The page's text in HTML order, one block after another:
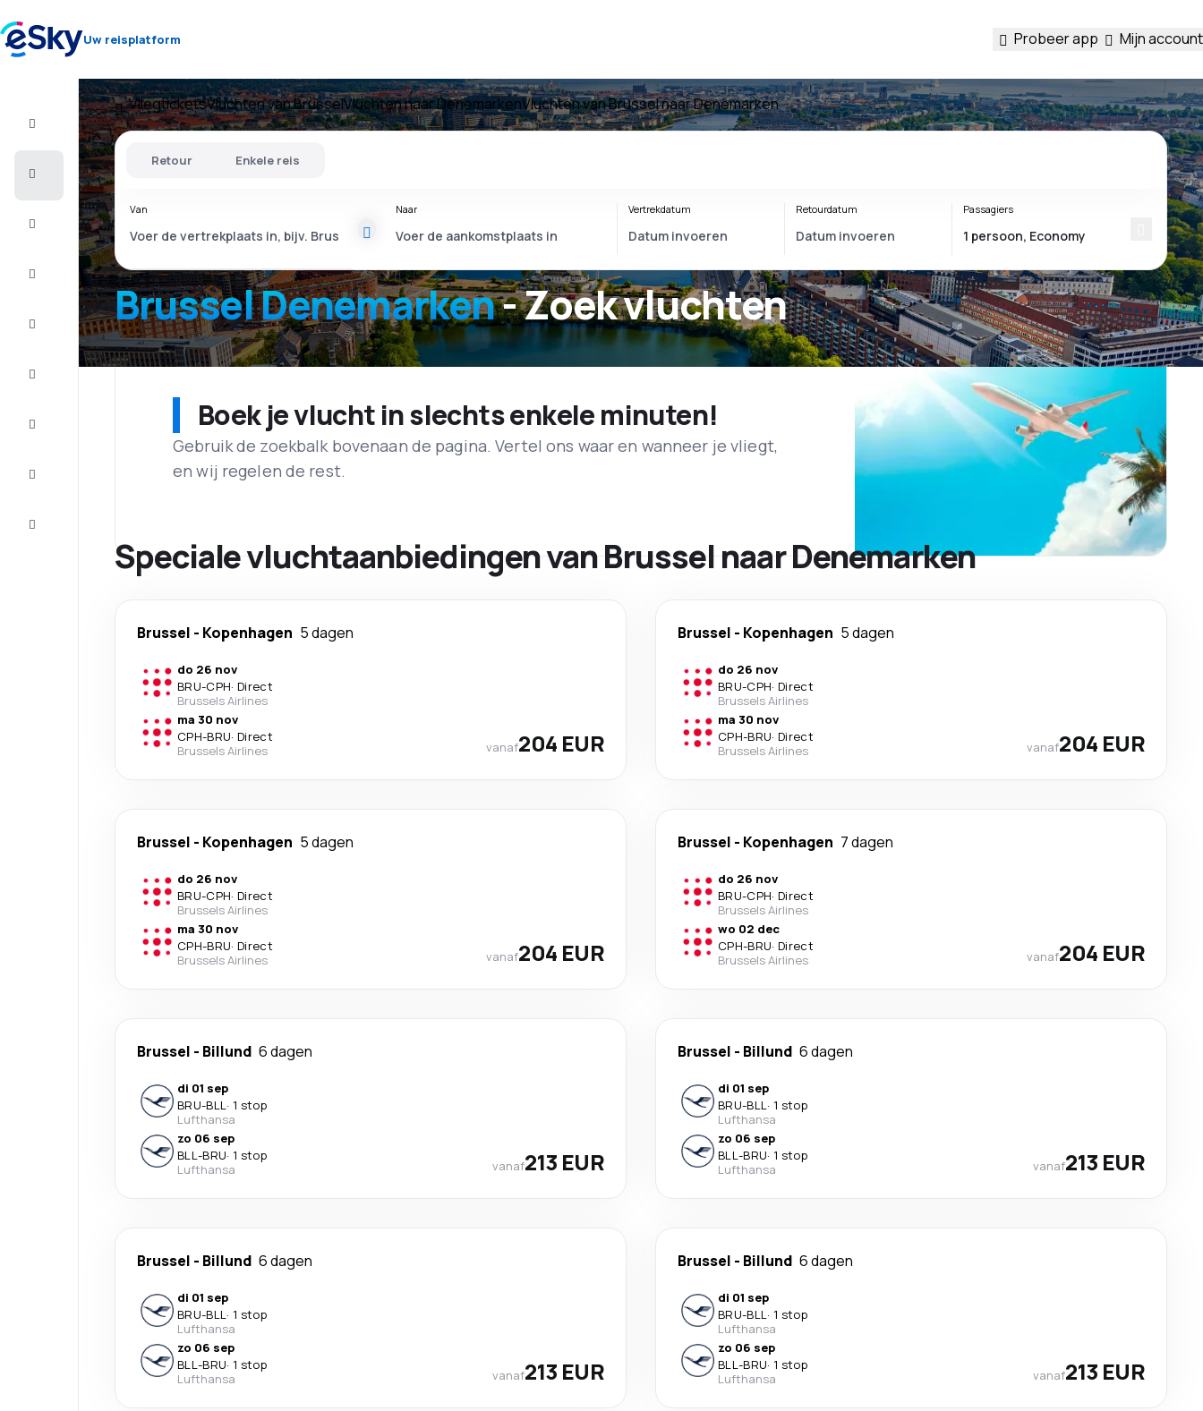
Uw reisplatform Probeer app Mijn account
Vlucht+Hotel
Vliegtickets
Vakantie
VliegticketsVluchten van BrusselVluchten naar DenemarkenVluchten van Brussel naar Denemarken
Brussel Denemarken- Zoek vluchten
Retour Enkele reis
Van Naar Vertrekdatum Retourdatum Passagiers
Boek je vlucht in slechts enkele minuten!
Gebruik de zoekbalk bovenaan de pagina. Vertel ons waar en wanneer je vliegt,
en wij regelen de rest.
Speciale vluchtaanbiedingen van Brussel naar Denemarken
Brussel - Kopenhagen 5 dagen
do 26 nov
BRU-CPH· Direct
Brussels Airlines
ma 30 nov
CPH-BRU· Direct
Brussels Airlines
vanaf204 EUR
Brussel - Kopenhagen 5 dagen
do 26 nov
BRU-CPH· Direct
Brussels Airlines
ma 30 nov
CPH-BRU· Direct
Brussels Airlines
vanaf204 EUR
Brussel - Kopenhagen 5 dagen
do 26 nov
BRU-CPH· Direct
Brussels Airlines
ma 30 nov
CPH-BRU· Direct
Brussels Airlines
vanaf204 EUR
Brussel - Kopenhagen 7 dagen
do 26 nov
BRU-CPH· Direct
Brussels Airlines
wo 02 dec
CPH-BRU· Direct
Brussels Airlines
vanaf204 EUR
Brussel - Billund 6 dagen
di 01 sep
BRU-BLL· 1 stop
Lufthansa
zo 06 sep
BLL-BRU· 1 stop
Lufthansa
vanaf213 EUR
Brussel - Billund 6 dagen
di 01 sep
BRU-BLL· 1 stop
Lufthansa
zo 06 sep
BLL-BRU· 1 stop
Lufthansa
vanaf213 EUR
Brussel - Billund 6 dagen
di 01 sep
BRU-BLL· 1 stop
Lufthansa
zo 06 sep
BLL-BRU· 1 stop
Lufthansa
vanaf213 EUR
Brussel - Billund 6 dagen
di 01 sep
BRU-BLL· 1 stop
Lufthansa
zo 06 sep
BLL-BRU· 1 stop
Lufthansa
vanaf213 EUR